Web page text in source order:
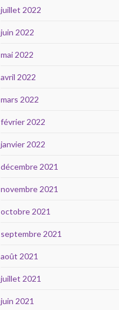
juillet 2022
juin 2022
mai 2022
avril 2022
mars 2022
février 2022
janvier 2022
décembre 2021
novembre 2021
octobre 2021
septembre 2021
août 2021
juillet 2021
juin 2021